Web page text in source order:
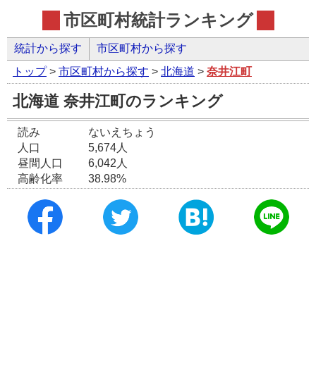
市区町村統計ランキング
統計から探す 市区町村から探す
トップ> 市区町村から探す > 北海道 > 奈井江町
北海道 奈井江町のランキング
読み
ないえちょう
人口
5,674人
昼間人口
6,042人
高齢化率
38.98%